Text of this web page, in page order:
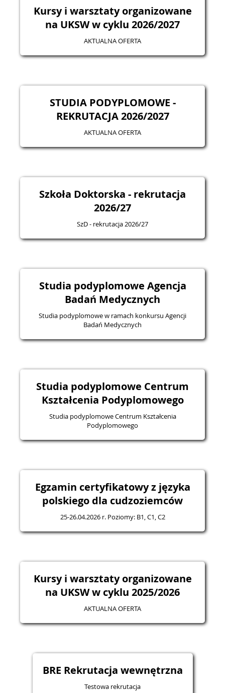
Kursy i warsztaty organizowane
na UKSW w cyklu 2026/2027
AKTUALNA OFERTA
STUDIA PODYPLOMOWE -
REKRUTACJA 2026/2027
AKTUALNA OFERTA
Szkoła Doktorska - rekrutacja
2026/27
SzD - rekrutacja 2026/27
Studia podyplomowe Agencja
Badań Medycznych
Studia podyplomowe w ramach konkursu Agencji
Badań Medycznych
Studia podyplomowe Centrum
Kształcenia Podyplomowego
Studia podyplomowe Centrum Kształcenia
Podyplomowego
Egzamin certyfikatowy z języka
polskiego dla cudzoziemców
25-26.04.2026 r. Poziomy: B1, C1, C2
Kursy i warsztaty organizowane
na UKSW w cyklu 2025/2026
AKTUALNA OFERTA
BRE Rekrutacja wewnętrzna
Testowa rekrutacja